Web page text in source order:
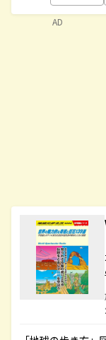
AD